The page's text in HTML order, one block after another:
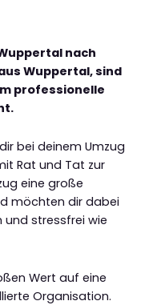
nach
Wuppertal, sind
professionelle
bei deinem Umzug
Rat und Tat zur
eine große
möchten dir dabei
und stressfrei wie
Wert auf eine
Organisation.